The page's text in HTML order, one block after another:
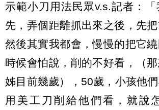
示範小刀用法民眾v.s.記者：
先，弄個距離抓出來之後，先把
然後其實我都會，慢慢的把它
時候會怕說，削的不好看，（
姊目前幾歲），50歲，小孩他
用美工刀削給他們看，就說